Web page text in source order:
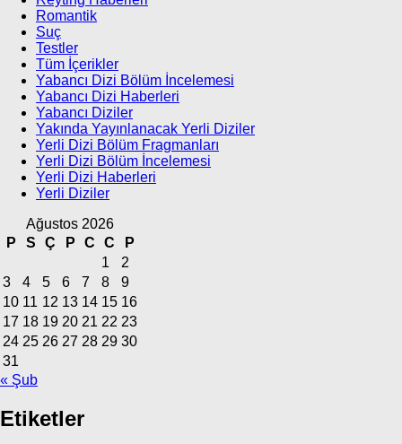
Romantik
Suç
Testler
Tüm İçerikler
Yabancı Dizi Bölüm İncelemesi
Yabancı Dizi Haberleri
Yabancı Diziler
Yakında Yayınlanacak Yerli Diziler
Yerli Dizi Bölüm Fragmanları
Yerli Dizi Bölüm İncelemesi
Yerli Dizi Haberleri
Yerli Diziler
Ağustos 2026
P
S Ç P C C
P
1
2
3
4 5 6 7 8
9
10 11 12 13 14 15 16
17 18 19 20 21 22 23
24 25 26 27 28 29 30
31
« Şub
Etiketler